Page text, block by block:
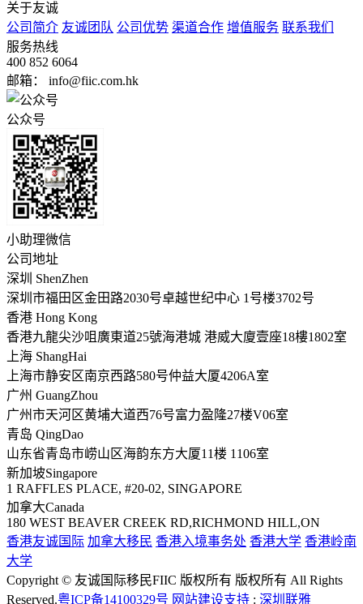
关于友诚
公司简介 友诚团队 公司优势 渠道合作 增值服务 联系我们
服务热线
400 852 6064
邮箱： info@fiic.com.hk
公众号
小助理微信
公司地址
深圳 ShenZhen
深圳市福田区金田路2030号卓越世纪中心 1号楼3702号
香港 Hong Kong
香港九龍尖沙咀廣東道25號海港城 港威大廈壹座18樓1802室
上海 ShangHai
上海市静安区南京西路580号仲益大厦4206A室
广州 GuangZhou
广州市天河区黄埔大道西76号富力盈隆27楼V06室
青岛 QingDao
山东省青岛市崂山区海韵东方大厦11楼 1106室
新加坡Singapore
1 RAFFLES PLACE, #20-02, SINGAPORE
加拿大Canada
180 WEST BEAVER CREEK RD,RICHMOND HILL,ON
香港友诚国际 加拿大移民 香港入境事务处 香港大学 香港岭南
大学
Copyright © 友诚国际移民FIIC 版权所有 版权所有 All Rights
Reserved.粤ICP备14100329号 网站建设支持 : 深圳联雅